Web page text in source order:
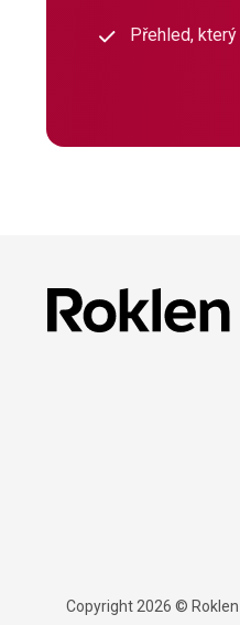
Přehled,
Copyright 2026 ©